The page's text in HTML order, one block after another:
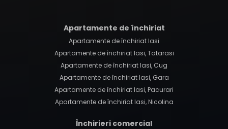
Apartamente de închiriat
Apartamente de închiriat Iasi
Apartamente de închiriat Iasi, Tatarasi
Apartamente de închiriat Iasi, Cug
Apartamente de închiriat Iasi, Gara
Apartamente de închiriat Iasi, Pacurari
Apartamente de închiriat Iasi, Nicolina
Închirieri comercial